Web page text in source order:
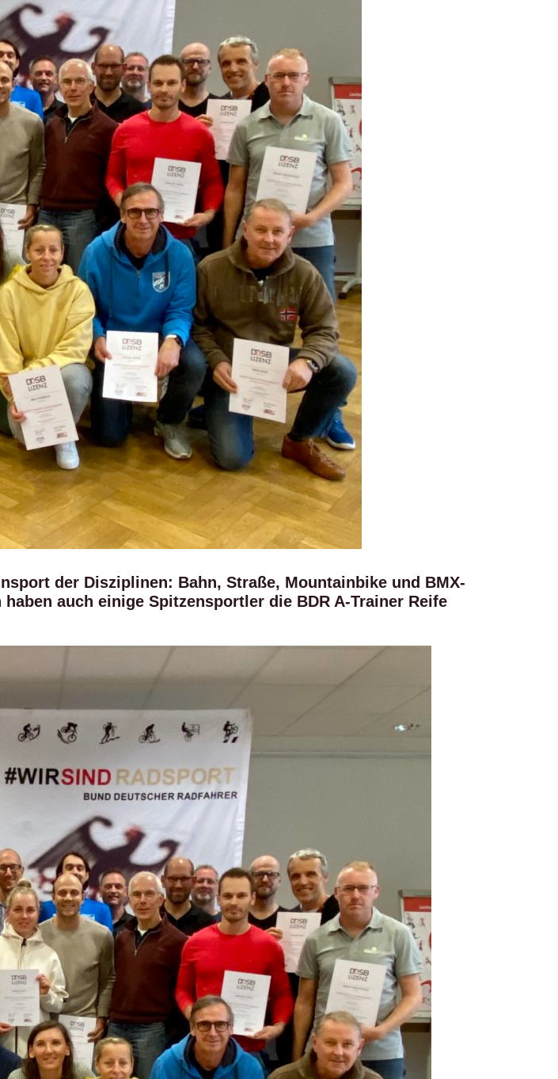
der Disziplinen: Bahn, Straße, Mountainbike und BMX-
auch einige Spitzensportler die BDR A-Trainer Reife